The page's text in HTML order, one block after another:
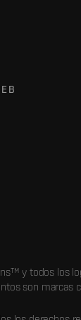
y todos los
son marcas